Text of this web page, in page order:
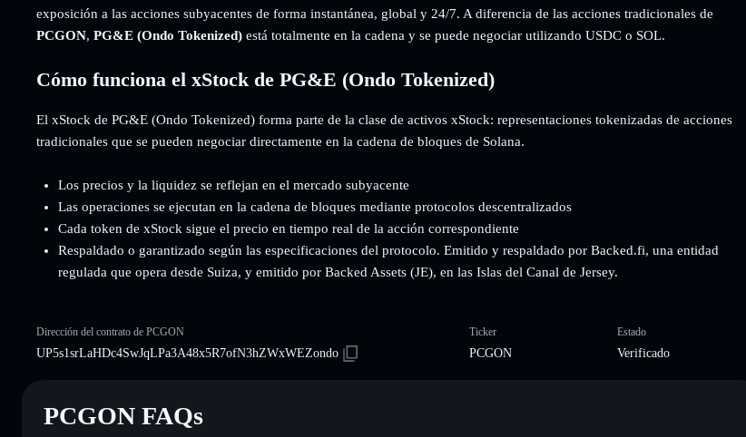
exposición a las acciones subyacentes de forma instantánea, global y 24/7. A diferencia de las acciones tradicionales de
PCGON, PG&E (Ondo Tokenized) está totalmente en la cadena y se puede negociar utilizando USDC o SOL.
Cómo funciona el xStock de PG&E (Ondo Tokenized)
El xStock de PG&E (Ondo Tokenized) forma parte de la clase de activos xStock: representaciones tokenizadas de acciones
tradicionales que se pueden negociar directamente en la cadena de bloques de Solana.
Los precios y la liquidez se reflejan en el mercado subyacente
Las operaciones se ejecutan en la cadena de bloques mediante protocolos descentralizados
Cada token de xStock sigue el precio en tiempo real de la acción correspondiente
Respaldado o garantizado según las especificaciones del protocolo. Emitido y respaldado por Backed.fi, una entidad
regulada que opera desde Suiza, y emitido por Backed Assets (JE), en las Islas del Canal de Jersey.
Dirección del contrato de PCGON
UP5s1srLaHDc4SwJqLPa3A48x5R7ofN3hZWxWEZondo
Ticker
PCGON
Estado
Verificado
PCGON FAQs